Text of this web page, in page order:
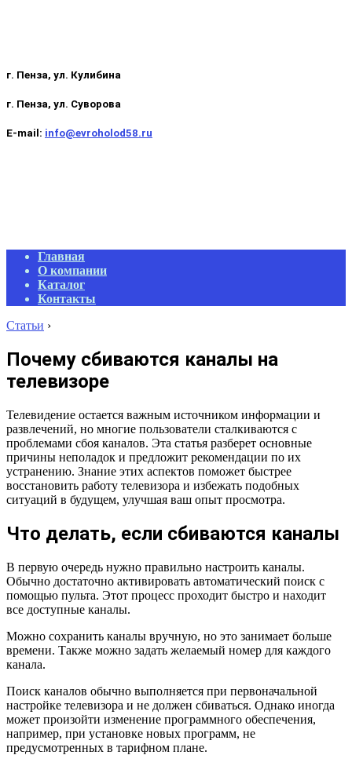
г. Пенза, ул. Кулибина
г. Пенза, ул. Суворова
E-mail: info@evroholod58.ru
Primary
Navigation
Menu
Главная
О компании
Каталог
Контакты
Статьи ›
Почему сбиваются каналы на
телевизоре
Телевидение остается важным источником информации и
развлечений, но многие пользователи сталкиваются с
проблемами сбоя каналов. Эта статья разберет основные
причины неполадок и предложит рекомендации по их
устранению. Знание этих аспектов поможет быстрее
восстановить работу телевизора и избежать подобных
ситуаций в будущем, улучшая ваш опыт просмотра.
Что делать, если сбиваются каналы
В первую очередь нужно правильно настроить каналы.
Обычно достаточно активировать автоматический поиск с
помощью пульта. Этот процесс проходит быстро и находит
все доступные каналы.
Можно сохранить каналы вручную, но это занимает больше
времени. Также можно задать желаемый номер для каждого
канала.
Поиск каналов обычно выполняется при первоначальной
настройке телевизора и не должен сбиваться. Однако иногда
может произойти изменение программного обеспечения,
например, при установке новых программ, не
предусмотренных в тарифном плане.